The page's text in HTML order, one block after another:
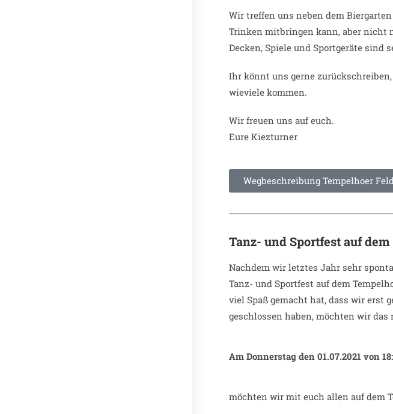
Wir treffen uns neben dem
Trinken mitbringen kann, aber nicht
Decken, Spiele und Sportgeräte
Ihr könnt uns gerne
wieviele kommen.
Wir freuen uns auf euch.
Eure Kiezturner
Wegbeschreibung Tempelhoer
Tanz- und Sportfest auf
Nachdem wir letztes Jahr sehr
Tanz- und Sportfest auf dem
viel Spaß gemacht hat, dass wir erst
geschlossen haben, möchten wir
Am Donnerstag den 01.07.2021 von
möchten wir mit euch allen auf dem